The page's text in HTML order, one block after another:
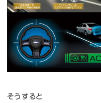
そうすると